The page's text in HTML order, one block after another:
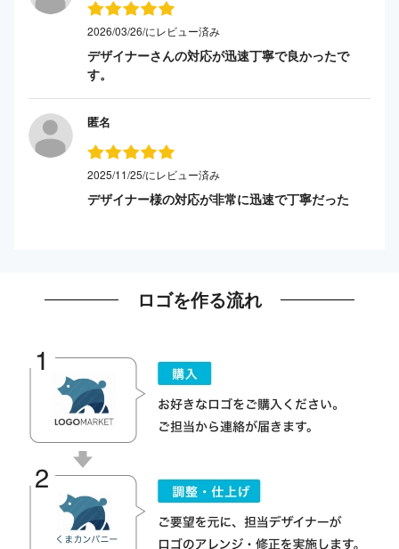
2026/03/26/にレビュー済み
デザイナーさんの対応が迅速丁寧で良かったで
す。
匿名
2025/11/25/にレビュー済み
デザイナー様の対応が非常に迅速で丁寧だった
ロゴを作る流れ